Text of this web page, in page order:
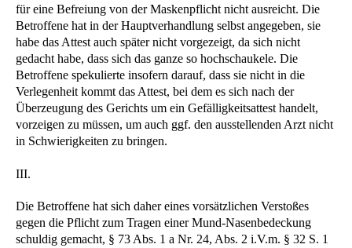
für eine Befreiung von der Maskenpflicht nicht ausreicht. Die
Betroffene hat in der Hauptverhandlung selbst angegeben, sie
habe das Attest auch später nicht vorgezeigt, da sich nicht
gedacht habe, dass sich das ganze so hochschaukele. Die
Betroffene spekulierte insofern darauf, dass sie nicht in die
Verlegenheit kommt das Attest, bei dem es sich nach der
Überzeugung des Gerichts um ein Gefälligkeitsattest handelt,
vorzeigen zu müssen, um auch ggf. den ausstellenden Arzt nicht
in Schwierigkeiten zu bringen.
III.
Die Betroffene hat sich daher eines vorsätzlichen Verstoßes
gegen die Pflicht zum Tragen einer Mund-Nasenbedeckung
schuldig gemacht, § 73 Abs. 1 a Nr. 24, Abs. 2 i.V.m. § 32 S. 1